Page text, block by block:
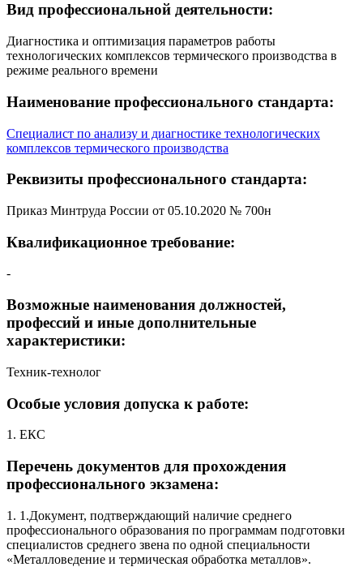
Вид профессиональной деятельности:
Диагностика и оптимизация параметров работы
технологических комплексов термического производства в
режиме реального времени
Наименование профессионального стандарта:
Специалист по анализу и диагностике технологических
комплексов термического производства
Реквизиты профессионального стандарта:
Приказ Минтруда России от 05.10.2020 № 700н
Квалификационное требование:
-
Возможные наименования должностей,
профессий и иные дополнительные
характеристики:
Техник-технолог
Особые условия допуска к работе:
1. ЕКС
Перечень документов для прохождения
профессионального экзамена:
1. 1.Документ, подтверждающий наличие среднего
профессионального образования по программам подготовки
специалистов среднего звена по одной специальности
«Металловедение и термическая обработка металлов».